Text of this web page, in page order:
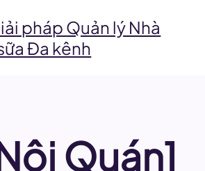
pháp Quản lý Nhà
Đa kênh
Quán]